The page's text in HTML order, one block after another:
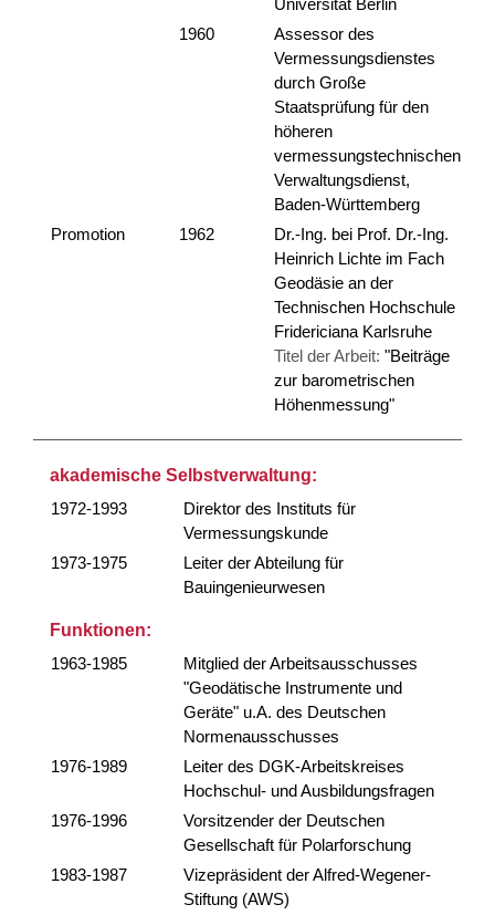
Universität Berlin
1960
Assessor des
Vermessungsdienstes
durch Große
Staatsprüfung für den
höheren
vermessungstechnischen
Verwaltungsdienst,
Baden-Württemberg
Promotion
1962
Dr.-Ing. bei Prof. Dr.-Ing.
Heinrich Lichte im Fach
Geodäsie an der
Technischen Hochschule
Fridericiana Karlsruhe
Titel der Arbeit: "Beiträge
zur barometrischen
Höhenmessung"
akademische Selbstverwaltung:
1972-1993
Direktor des Instituts für
Vermessungskunde
1973-1975
Leiter der Abteilung für
Bauingenieurwesen
Funktionen:
1963-1985
Mitglied der Arbeitsausschusses
"Geodätische Instrumente und
Geräte" u.A. des Deutschen
Normenausschusses
1976-1989
Leiter des DGK-Arbeitskreises
Hochschul- und Ausbildungsfragen
1976-1996
Vorsitzender der Deutschen
Gesellschaft für Polarforschung
1983-1987
Vizepräsident der Alfred-Wegener-
Stiftung (AWS)